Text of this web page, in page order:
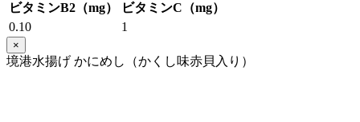
ビタミンB2（mg）
ビタミンC（mg）
0.10
1
×
境港水揚げ かにめし（かくし味赤貝入り）